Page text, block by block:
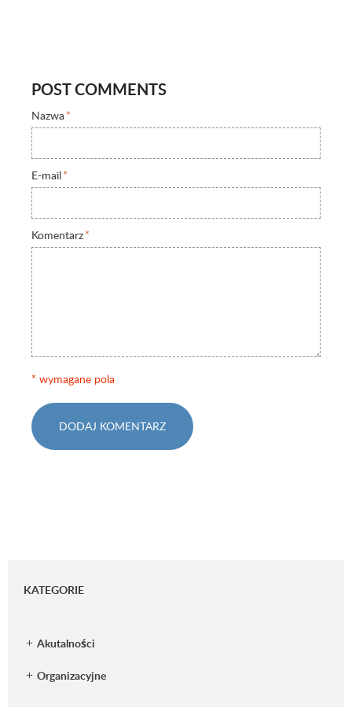
POST COMMENTS
Nazwa *
E-mail*
Komentarz*
* wymagane pola
DODAJ KOMENTARZ
KATEGORIE
Akutalności
Organizacyjne